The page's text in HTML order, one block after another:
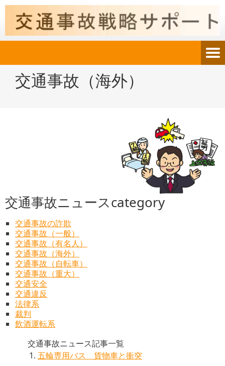
交通事故（海外）
交通事故ニュースcategory
交通事故の詐欺
交通事故（一般）
交通事故（有名人）
交通事故（海外）
交通事故（自転車）
交通事故（重大）
交通安全
交通違反
法律系
裁判
飲酒運転系
交通事故ニュース記事一覧
五輪専用バス 貨物車と衝突